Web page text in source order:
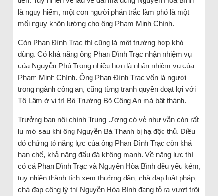
là nguy hiểm, một con người phản trắc làm phó là một
mối nguy khôn lường cho ông Phạm Minh Chính.
Còn Phan Đình Trạc thì cũng là một trường hợp khó
dùng. Có khả năng ông Phan Đình Trạc nhận nhiệm vụ
của Nguyễn Phú Trọng nhiều hơn là nhận nhiệm vụ của
Phạm Minh Chính. Ông Phan Đình Trạc vốn là người
trong ngành công an, cũng từng tranh quyền đoạt lợi với
Tô Lâm ở vị trí Bộ Trưởng Bộ Công An mà bất thành.
Trưởng ban nội chính Trung Ương có vẻ như vẫn còn rất
lu mờ sau khi ông Nguyễn Bá Thanh bị hạ độc thủ. Điều
đó chứng tỏ năng lực của ông Phan Đình Trạc còn khá
hạn chế, khả năng đấu đá không mạnh. Về năng lực thì
có cả Phan Đình Trạc và Nguyễn Hòa Bình đều yếu kém,
tuy nhiên thành tích xem thường dân, chà đạp luật pháp,
chà đạp công lý thì Nguyễn Hòa Bình đang tỏ ra vượt trội